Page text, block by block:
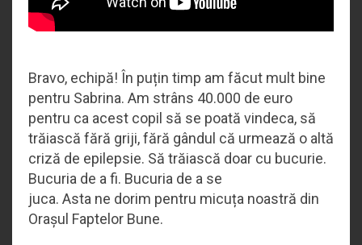
Bravo, echipă! În puțin timp am făcut mult bine
pentru Sabrina. Am strâns 40.000 de euro
pentru ca acest copil să se poată vindeca, să
trăiască fără griji, fără gândul că urmează o altă
criză de epilepsie. Să trăiască doar cu bucurie.
Bucuria de a fi. Bucuria de a se
juca. Asta ne dorim pentru micuța noastră din
Orașul Faptelor Bune.